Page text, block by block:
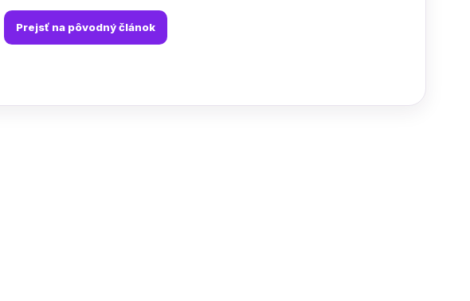
Prejsť na pôvodný článok